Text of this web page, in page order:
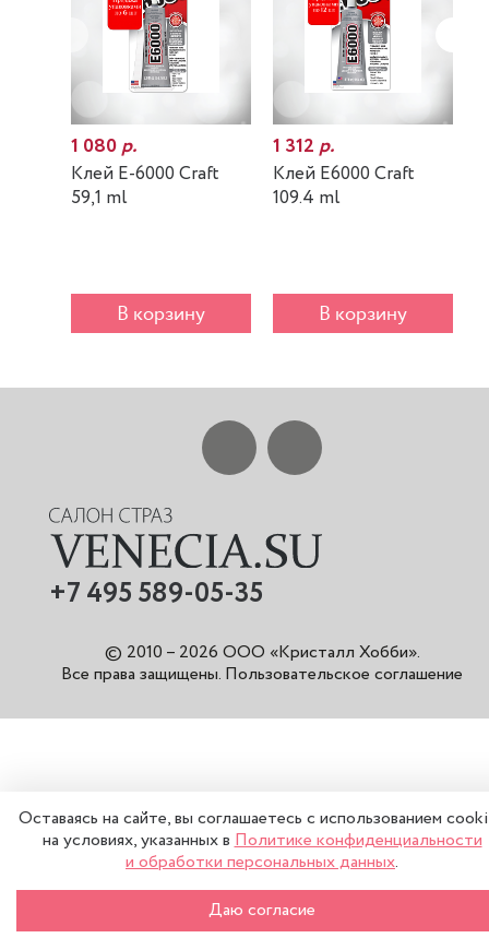
1 080р.
Клей E-6000 Craft
59,1 ml
В корзину
1 312р.
Клей E6000 Craft
109.4 ml
В корзину
– +
+7 495 589-05-35
© 2010 – 2026 ООО «Кристалл Хобби».
Все права защищены. Пользовательское соглашение
Оставаясь на сайте, вы соглашаетесь с использованием
на условиях, указанных вПолитике конфиденциальности
и обработки персональных данных.
Даю согласие